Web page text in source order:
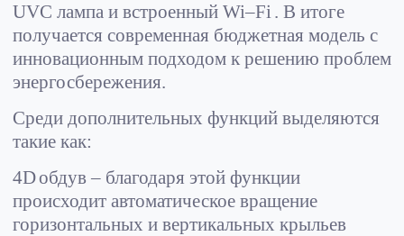
UVC лампа и встроенный Wi–Fi. В итоге
получается современная бюджетная модель с
инновационным подходом к решению проблем
энергосбережения.
Среди дополнительных функций выделяются
такие как:
4Dобдув – благодаря этой функции
происходит автоматическое вращение
горизонтальных и вертикальных крыльев